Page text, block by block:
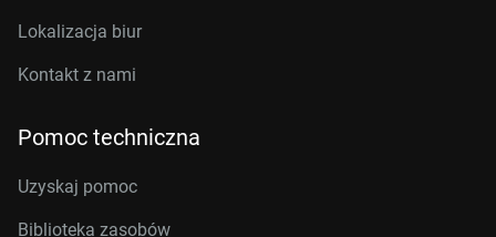
Lokalizacja biur
Kontakt z nami
Pomoc techniczna
Uzyskaj pomoc
Biblioteka zasobów